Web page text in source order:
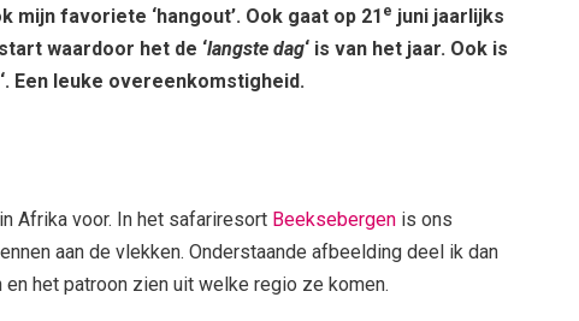
mijn favoriete ‘hangout’. Ook gaat op 21 e juni jaarlijks
waardoor het de ‘langste dag‘ is van het jaar. Ook is
‘. Een leuke overeenkomstigheid.
Afrika voor. In het safariresort Beeksebergen is ons
aan de vlekken. Onderstaande afbeelding deel ik dan
het patroon zien uit welke regio ze komen.